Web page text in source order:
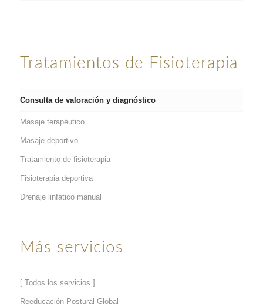
Tratamientos de Fisioterapia
Consulta de valoración y diagnóstico
Masaje terapéutico
Masaje deportivo
Tratamiento de fisioterapia
Fisioterapia deportiva
Drenaje linfático manual
Más servicios
[ Todos los servicios ]
Reeducación Postural Global